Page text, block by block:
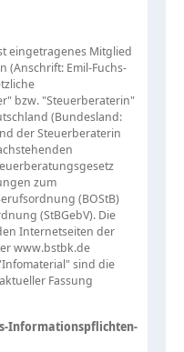
eingetragenes Mitglied
(Anschrift: Emil-Fuchs-
bzw. "Steuerberaterin"
(Bundesland:
der Steuerberaterin
zum
(BOStB)
(StBGebV). Die
Internetseiten der
www.bstbk.de
sind die
Fassung
Informationspflichten-